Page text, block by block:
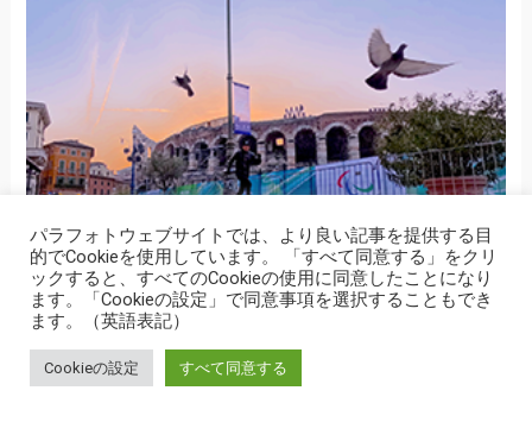
→「増える写真展」参加団体募集中
取材リクエスト
パラフォトウェブサイトでは、より良い記事を提供する目
的でCookieを使用しています。 「すべて同意する」をクリ
ックすると、すべてのCookieの使用に同意したことになり
ます。「Cookieの設定」で同意事項を選択することもでき
ます。（英語表記）
Cookieの設定 すべて同意する